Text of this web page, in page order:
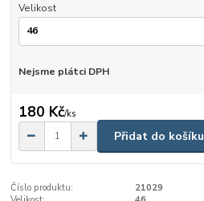
Velikost
Nejsme plátci DPH
180 Kč/ks
Přidat do košíku
Číslo produktu:
21029